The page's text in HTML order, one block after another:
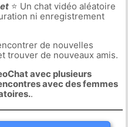
⭐ Un chat vidéo aléatoire
ni enregistrement
de nouvelles
trouver de nouveaux amis.
avec plusieurs
avec des femmes
.